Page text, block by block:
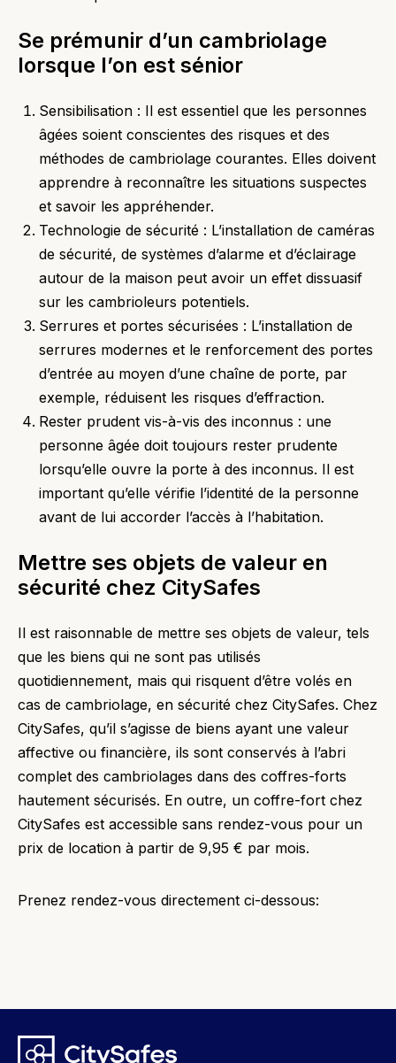
Se prémunir d’un cambriolage
lorsque l’on est sénior
Sensibilisation : Il est essentiel que les personnes
âgées soient conscientes des risques et des
méthodes de cambriolage courantes. Elles doivent
apprendre à reconnaître les situations suspectes
et savoir les appréhender.
Technologie de sécurité : L’installation de caméras
de sécurité, de systèmes d’alarme et d’éclairage
autour de la maison peut avoir un effet dissuasif
sur les cambrioleurs potentiels.
Serrures et portes sécurisées : L’installation de
serrures modernes et le renforcement des portes
d’entrée au moyen d’une chaîne de porte, par
exemple, réduisent les risques d’effraction.
Rester prudent vis-à-vis des inconnus : une
personne âgée doit toujours rester prudente
lorsqu’elle ouvre la porte à des inconnus. Il est
important qu’elle vérifie l’identité de la personne
avant de lui accorder l’accès à l’habitation.
Mettre ses objets de valeur en
sécurité chez CitySafes
Il est raisonnable de mettre ses objets de valeur, tels
que les biens qui ne sont pas utilisés
quotidiennement, mais qui risquent d’être volés en
cas de cambriolage, en sécurité chez CitySafes. Chez
CitySafes, qu’il s’agisse de biens ayant une valeur
affective ou financière, ils sont conservés à l’abri
complet des cambriolages dans des coffres-forts
hautement sécurisés. En outre, un coffre-fort chez
CitySafes est accessible sans rendez-vous pour un
prix de location à partir de 9,95 € par mois.
Prenez rendez-vous directement ci-dessous: